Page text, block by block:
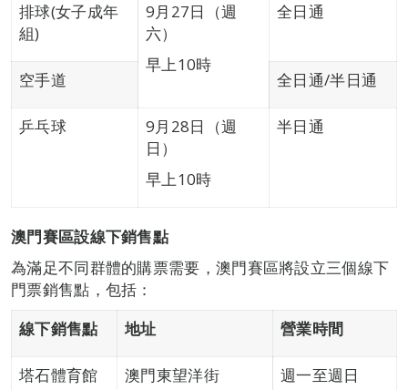
排球(女子成年
組)
9月27日（週
六）
早上10時
全日通
空手道 全日通/半日通
乒乓球
9月28日（週
日）
早上10時
半日通
澳門賽區設線下銷售點
為滿足不同群體的購票需要，澳門賽區將設立三個線下
門票銷售點，包括：
線下銷售點
地址 營業時間
塔石體育館
澳門東望洋街
週一至週日